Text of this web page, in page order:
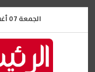
الجمعة 07 أغسطس 2026 الموافق 24 صفر 1448